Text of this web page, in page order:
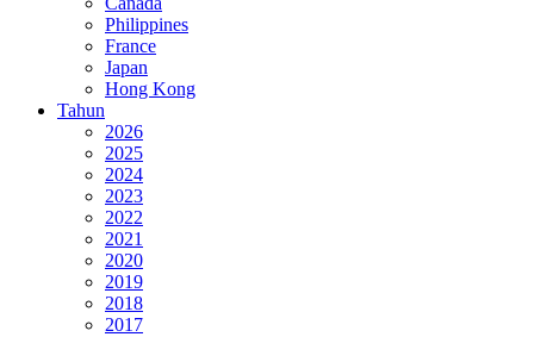
Philippines
France
Japan
Hong Kong
Tahun
2026
2025
2024
2023
2022
2021
2020
2019
2018
2017